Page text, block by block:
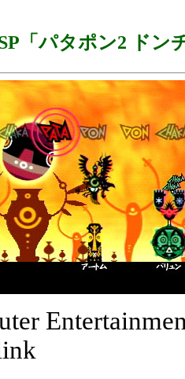
「パタポン2 ドン